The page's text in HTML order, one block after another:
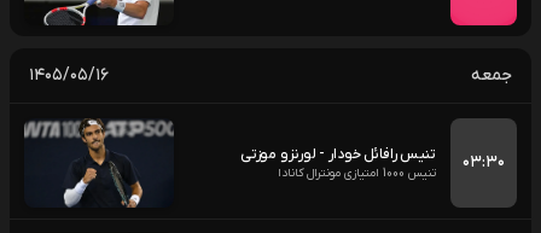
جمعه ۱۴۰۵/۰۵/۱۶
۰۳:۳۰ تنیس رافائل خودار - لورنزو موزتی
تنیس 1000 امتیازی مونترال کانادا